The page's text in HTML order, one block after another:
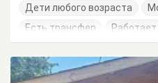
Дети любого возраста
Есть трансфер
Работает